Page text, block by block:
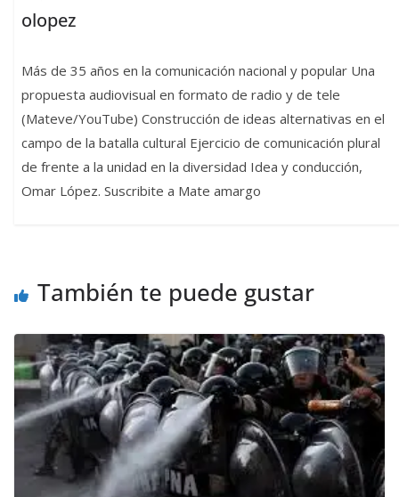
olopez
Más de 35 años en la comunicación nacional y popular Una
propuesta audiovisual en formato de radio y de tele
(Mateve/YouTube) Construcción de ideas alternativas en el
campo de la batalla cultural Ejercicio de comunicación plural
de frente a la unidad en la diversidad Idea y conducción,
Omar López. Suscribite a Mate amargo
También te puede gustar